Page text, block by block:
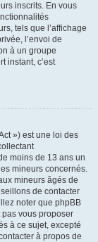
inscrits. En vous
tels que l’affichage
l’envoi de
à un groupe
instant, c’est
») est une loi des
moins de 13 ans un
mineurs concernés.
mineurs âgés de
de contacter
noter que phpBB
vous proposer
à ce sujet, excepté
à propos de